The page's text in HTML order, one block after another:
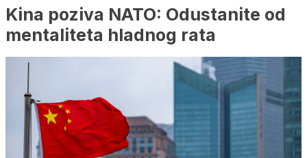
Kina poziva NATO: Odustanite od
mentaliteta hladnog rata